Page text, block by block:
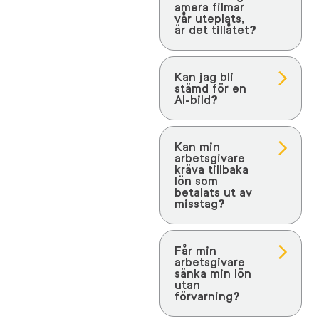
amera filmar
vår uteplats,
är det tillåtet?
Kan jag bli
stämd för en
AI-bild?
Kan min
arbetsgivare
kräva tillbaka
lön som
betalats ut av
misstag?
Får min
arbetsgivare
sänka min lön
utan
förvarning?